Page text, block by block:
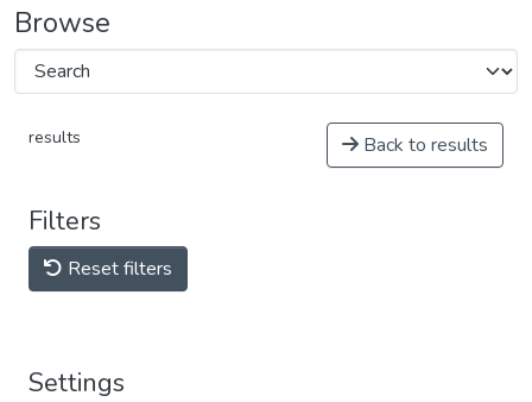
Browse
results Back to results
Filters
Reset filters
Settings